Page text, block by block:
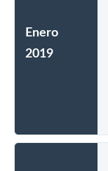
Enero
2019